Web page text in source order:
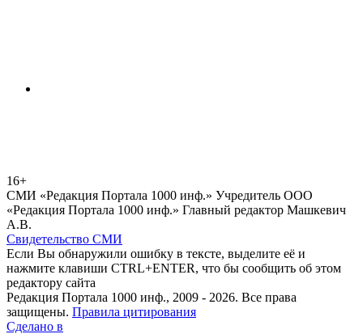
16+
СМИ «Редакция Портала 1000 инф.» Учредитель ООО
«Редакция Портала 1000 инф.» Главный редактор Машкевич
А.В.
Свидетельство СМИ
Если Вы обнаружили ошибку в тексте, выделите её и
нажмите клавиши CTRL+ENTER, что бы сообщить об этом
редактору сайта
Редакция Портала 1000 инф., 2009 - 2026. Все права
защищены. Правила цитирования
Сделано в